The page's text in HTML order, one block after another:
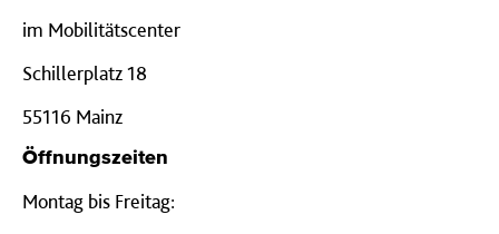
im Mobilitätscenter
Schillerplatz 18
55116 Mainz
Öffnungszeiten
Montag bis Freitag: